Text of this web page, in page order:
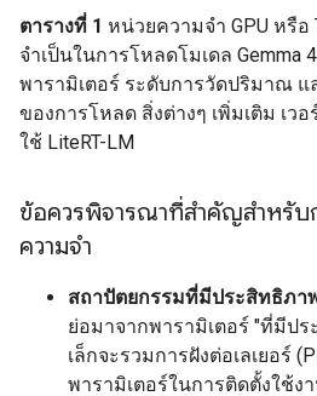
ตารางที่ 1 หน่วยความจำ GPU หรื
จำเป็นในการโหลดโมเดล Gemma
พารามิเตอร์ ระดับการวัดปริมาณ แ
ของการโหลด สิ่งต่างๆ เพิ่มเติม เ
ใช้ LiteRT-LM
ข้อควรพิจารณาที่สำคัญสำหรับ
ความจำ
สถาปัตยกรรมที่มีประสิทธิภาพ
ย่อมาจากพารามิเตอร์ "ที่มีป
เล็กจะรวมการฝังต่อเลเยอร์
พารามิเตอร์ในการติดตั้งใช้ง